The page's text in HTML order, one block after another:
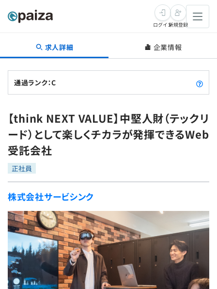
転職・キャリア
転職成功ガイド
転職エージェント
インタビュー
転職成功ガイド
新卒就活
求人検索
本選考
インターン
新卒エージェント
イベント・セミナー
インタビュー
就活成功ガイド
学習
問題集
4択課題
ナレッジ
リファレンス
プラン
プログラミング言語
評価結果一覧
再チャレンジ結果一覧
ゲーム・マンガ
Tech Team Journal
paiza times
note
paizaとは？
ログイン新規登録
求人詳細 企業情報
通過ランク：C
【think NEXT VALUE】中堅人財（テックリ
ード）として楽しくチカラが発揮できるWeb
受託会社
正社員
株式会社サービシンク